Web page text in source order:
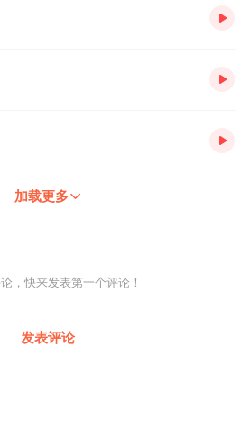
加载更多
，快来发表第一个评论！
发表评论